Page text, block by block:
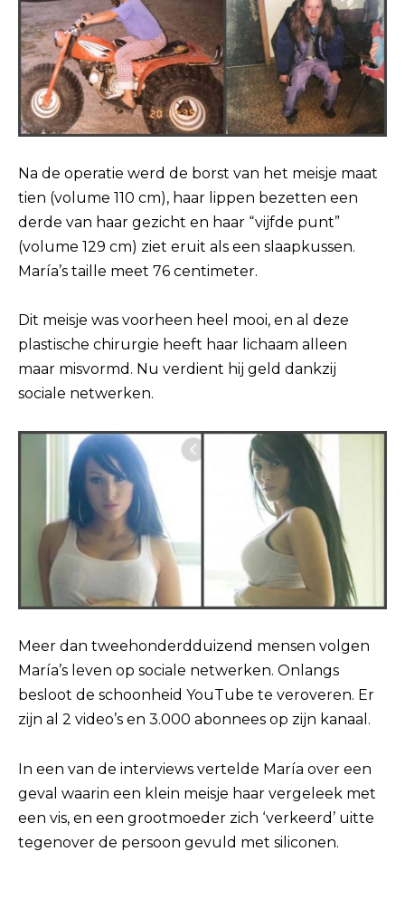
Na de operatie werd de borst van het meisje maat
tien (volume 110 cm), haar lippen bezetten een
derde van haar gezicht en haar “vijfde punt”
(volume 129 cm) ziet eruit als een slaapkussen.
María’s taille meet 76 centimeter.
Dit meisje was voorheen heel mooi, en al deze
plastische chirurgie heeft haar lichaam alleen
maar misvormd. Nu verdient hij geld dankzij
sociale netwerken.
Meer dan tweehonderdduizend mensen volgen
María’s leven op sociale netwerken. Onlangs
besloot de schoonheid YouTube te veroveren. Er
zijn al 2 video’s en 3.000 abonnees op zijn kanaal.
In een van de interviews vertelde María over een
geval waarin een klein meisje haar vergeleek met
een vis, en een grootmoeder zich ‘verkeerd’ uitte
tegenover de persoon gevuld met siliconen.